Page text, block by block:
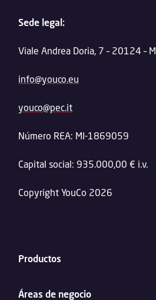
Sede legal:
Viale Andrea Doria, 7 – 20124 –
info@youco.eu
youco@pec.it
Número REA: MI-1869059
Capital social: 935.000,00 € i.v.
Copyright YouCo 2026
Productos
Áreas de negocio